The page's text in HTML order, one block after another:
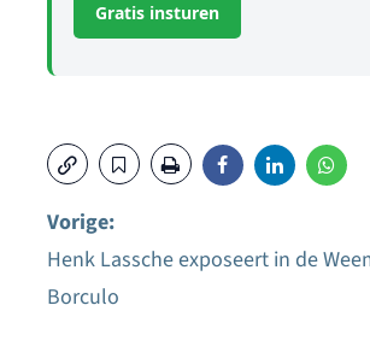
Gratis insturen
Bericht
Vorige:
Henk Lassche exposeert in de
Borculo